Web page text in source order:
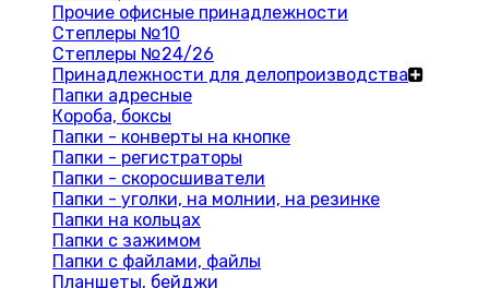
Прочие офисные принадлежности
Степлеры №10
Степлеры №24/26
Принадлежности для делопроизводства
Папки адресные
Короба, боксы
Папки - конверты на кнопке
Папки - регистраторы
Папки - скоросшиватели
Папки - уголки, на молнии, на резинке
Папки на кольцах
Папки с зажимом
Папки с файлами, файлы
Планшеты, бейджи